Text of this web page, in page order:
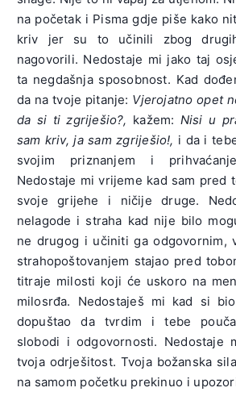
na početak i Pisma gdje piše kako
kriv jer su to učinili zbog
nagovorili. Nedostaje mi jako taj
ta negdašnja sposobnost. Kad
da na tvoje pitanje: Vjerojatno opet
da si ti zgriješio?, kažem: Nisi u
sam kriv, ja sam zgriješio!, i da i
svojim priznanjem i
Nedostaje mi vrijeme kad sam pred
svoje grijehe i ničije druge.
nelagode i straha kad nije bilo
ne drugog i učiniti ga odgovornim,
strahopoštovanjem stajao pred
titraje milosti koji će uskoro na
milosrđa. Nedostaješ mi kad si
dopuštao da tvrdim i tebe
slobodi i odgovornosti. Nedostaje
tvoja odrješitost. Tvoja božanska
na samom početku prekinuo i